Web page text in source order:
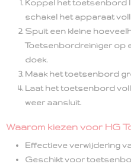
Koppel het toetsenbord
schakel het apparaat
Spuit een kleine
Toetsenbordreiniger op
doek.
Maak het toetsenbord
Laat het toetsenbord
weer aansluit.
Waarom kiezen voor HG
Effectieve verwijdering
Geschikt voor